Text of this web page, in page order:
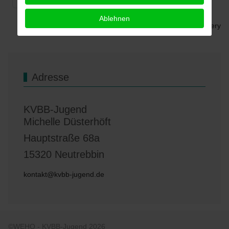
Phoca Gallery
Adresse
KVBB-Jugend
Michelle Düsterhöft
Hauptstraße 68a
15320 Neutrebbin
kontakt@kvbb-jugend.de
©WEHO - KVBB-Jugend 2026
Ablehnen